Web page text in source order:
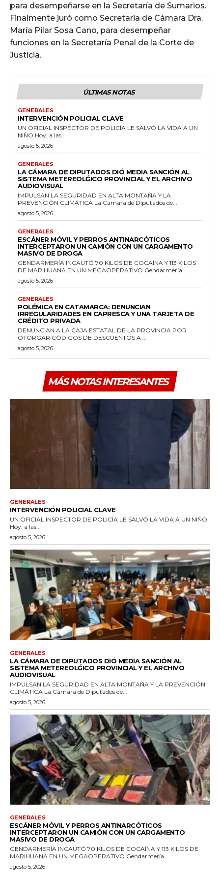
para desempeñarse en la Secretaría de Sumarios.
Finalmente juró como Secretaria de Cámara Dra.
María Pilar Sosa Cano, para desempeñar
funciones en la Secretaría Penal de la Corte de
Justicia.
ÚLTIMAS NOTAS
GENERALES
INTERVENCIÓN POLICIAL CLAVE
UN OFICIAL INSPECTOR DE POLICÍA LE SALVÓ LA VIDA A UN
NIÑO Hoy, a las...
agosto 5, 2026
GENERALES
LA CÁMARA DE DIPUTADOS DIÓ MEDIA SANCIÓN AL
SISTEMA METEREOLǴICO PROVINCIAL Y EL ARCHIVO
AUDIOVISUAL
IMPULSAN LA SEGURIDAD EN ALTA MONTAÑA Y LA
PREVENCIÓN CLIMÁTICA La Cámara de Diputados de...
agosto 5, 2026
GENERALES
ESCÁNER MÓVIL Y PERROS ANTINARCÓTICOS
INTERCEPTARON UN CAMIÓN CON UN CARGAMENTO
MASIVO DE DROGA
GENDARMERÍA INCAUTÓ 70 KILOS DE COCAÍNA Y 113 KILOS
DE MARIHUANA EN UN MEGAOPERATIVO Gendarmería...
agosto 5, 2026
GENERALES
POLÉMICA EN CATAMARCA: DENUNCIAN
IRREGULARIDADES EN CAPRESCA Y UNA TARJETA DE
CRÉDITO PRIVADA
DENUNCIAN A LA CAJA ESTATAL DE LA PROVINCIA POR
OTORGAR CÓDIGOS DE DESCUENTOS A ...
agosto 5, 2026
MÁS NOTAS INTERESANTES
GENERALES
INTERVENCIÓN POLICIAL CLAVE
UN OFICIAL INSPECTOR DE POLICÍA LE SALVÓ LA VIDA A UN NIÑO
Hoy, a las...
agosto 5, 2026
GENERALES
LA CÁMARA DE DIPUTADOS DIÓ MEDIA SANCIÓN AL
SISTEMA METEREOLǴICO PROVINCIAL Y EL ARCHIVO
AUDIOVISUAL
IMPULSAN LA SEGURIDAD EN ALTA MONTAÑA Y LA PREVENCIÓN
CLIMÁTICA La Cámara de Diputados de...
agosto 5, 2026
GENERALES
ESCÁNER MÓVIL Y PERROS ANTINARCÓTICOS
INTERCEPTARON UN CAMIÓN CON UN CARGAMENTO
MASIVO DE DROGA
GENDARMERÍA INCAUTÓ 70 KILOS DE COCAÍNA Y 113 KILOS DE
MARIHUANA EN UN MEGAOPERATIVO Gendarmería...
agosto 5, 2026